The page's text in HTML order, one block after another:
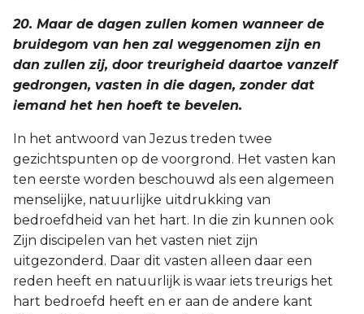
20. Maar de dagen zullen komen wanneer de
bruidegom van hen zal weggenomen zijn en
dan zullen zij, door treurigheid daartoe vanzelf
gedrongen, vasten in die dagen, zonder dat
iemand het hen hoeft te bevelen.
In het antwoord van Jezus treden twee
gezichtspunten op de voorgrond. Het vasten kan
ten eerste worden beschouwd als een algemeen
menselijke, natuurlijke uitdrukking van
bedroefdheid van het hart. In die zin kunnen ook
Zijn discipelen van het vasten niet zijn
uitgezonderd. Daar dit vasten alleen daar een
reden heeft en natuurlijk is waar iets treurigs het
hart bedroefd heeft en er aan de andere kant